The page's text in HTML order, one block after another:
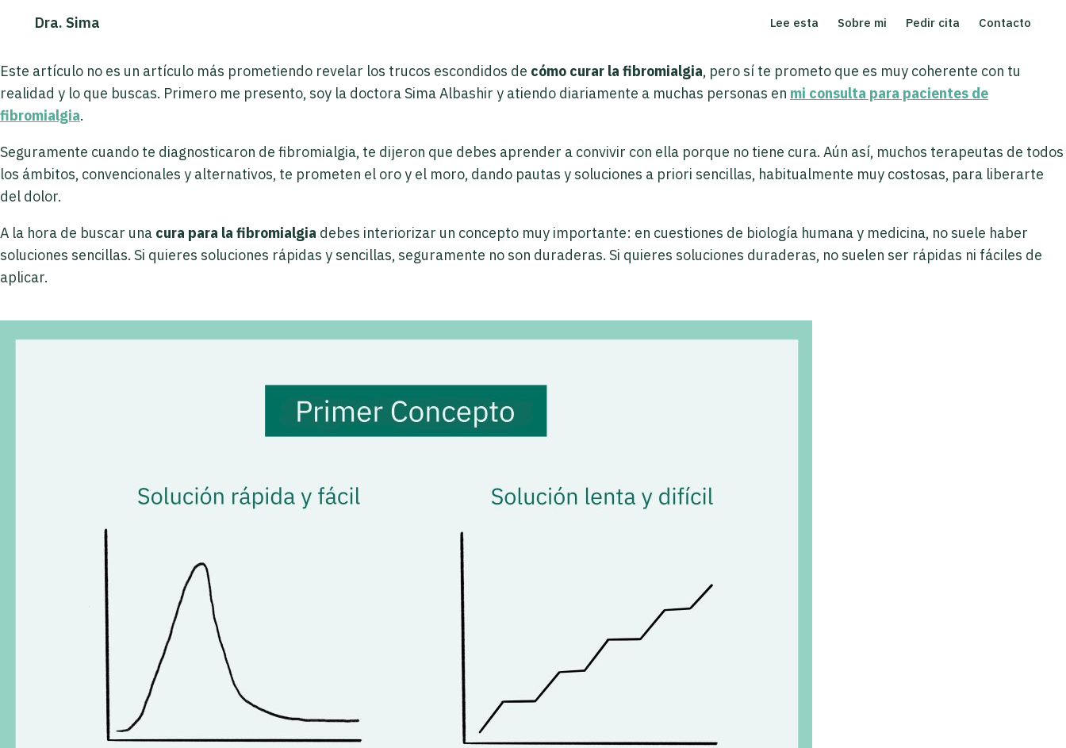
Dra. Sima Lee esta Sobre mi Pedir cita Contacto
Este artículo no es un artículo más prometiendo revelar los trucos escondidos de cómo curar la fibromialgia, pero sí te prometo que es muy coherente con tu
realidad y lo que buscas. Primero me presento, soy la doctora Sima Albashir y atiendo diariamente a muchas personas en mi consulta para pacientes de
fibromialgia.
Seguramente cuando te diagnosticaron de fibromialgia, te dijeron que debes aprender a convivir con ella porque no tiene cura. Aún así, muchos terapeutas de todos
los ámbitos, convencionales y alternativos, te prometen el oro y el moro, dando pautas y soluciones a priori sencillas, habitualmente muy costosas, para liberarte
del dolor.
A la hora de buscar una cura para la fibromialgia debes interiorizar un concepto muy importante: en cuestiones de biología humana y medicina, no suele haber
soluciones sencillas. Si quieres soluciones rápidas y sencillas, seguramente no son duraderas. Si quieres soluciones duraderas, no suelen ser rápidas ni fáciles de
aplicar.